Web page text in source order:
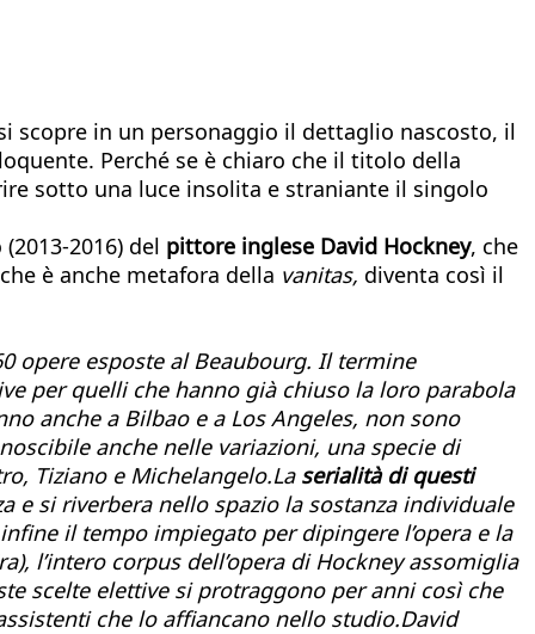
scopre in un personaggio il dettaglio nascosto, il
Perché se è chiaro che il titolo della
sotto una luce insolita e straniante il singolo
2016) del pittore inglese David Hockney, che
è anche metafora della vanitas, diventa così il
opere esposte al Beaubourg. Il termine
per quelli che hanno già chiuso la loro parabola
anche a Bilbao e a Los Angeles, non sono
anche nelle variazioni, una specie di
Tiziano e Michelangelo.La serialità di questi
e si riverbera nello spazio la sostanza individuale
il tempo impiegato per dipingere l’opera e la
l’intero corpus dell’opera di Hockney assomiglia
scelte elettive si protraggono per anni così che
che lo affiancano nello studio.David